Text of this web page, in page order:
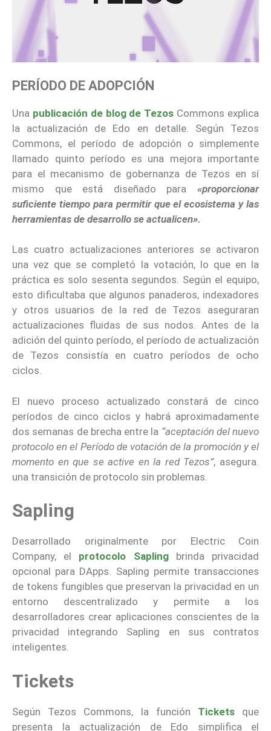
PERÍODO DE ADOPCIÓN
Una publicación de blog de Tezos Commons explica
la actualización de Edo en detalle. Según Tezos
Commons, el período de adopción o simplemente
llamado quinto período es una mejora importante
para el mecanismo de gobernanza de Tezos en sí
mismo que está diseñado para «proporcionar
suficiente tiempo para permitir que el ecosistema y las
herramientas de desarrollo se actualicen».
Las cuatro actualizaciones anteriores se activaron
una vez que se completó la votación, lo que en la
práctica es solo sesenta segundos. Según el equipo,
esto dificultaba que algunos panaderos, indexadores
y otros usuarios de la red de Tezos aseguraran
actualizaciones fluidas de sus nodos. Antes de la
adición del quinto período, el período de actualización
de Tezos consistía en cuatro períodos de ocho
ciclos.
El nuevo proceso actualizado constará de cinco
períodos de cinco ciclos y habrá aproximadamente
dos semanas de brecha entre la “aceptación del nuevo
protocolo en el Período de votación de la promoción y el
momento en que se active en la red Tezos”, asegura.
una transición de protocolo sin problemas.
Sapling
Desarrollado originalmente por Electric Coin
Company, el protocolo Saplingbrinda privacidad
opcional para DApps. Sapling permite transacciones
de tokens fungibles que preservan la privacidad en un
entorno descentralizado y permite a los
desarrolladores crear aplicaciones conscientes de la
privacidad integrando Sapling en sus contratos
inteligentes.
Tickets
Según Tezos Commons, la función Ticketsque
presenta la actualización de Edo simplifica el